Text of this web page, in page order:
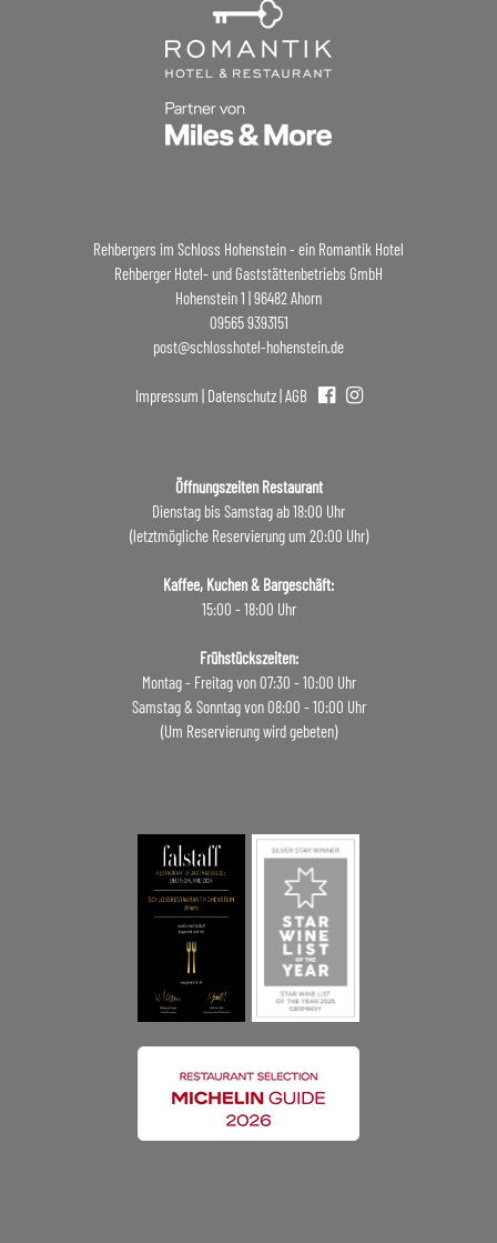
Rehbergers im Schloss Hohenstein - ein Romantik Hotel
Rehberger Hotel- und Gaststättenbetriebs GmbH
Hohenstein 1 | 96482 Ahorn
09565 9393151
post@schlosshotel-hohenstein.de
Impressum | Datenschutz|AGB
Öffnungszeiten Restaurant
Dienstag bis Samstag ab 18:00 Uhr
(letztmögliche Reservierung um 20:00 Uhr)
Kaffee, Kuchen & Bargeschäft:
15:00 - 18:00 Uhr
Frühstückszeiten:
Montag - Freitag von 07:30 - 10:00 Uhr
Samstag & Sonntag von 08:00 - 10:00 Uhr
(Um Reservierung wird gebeten)